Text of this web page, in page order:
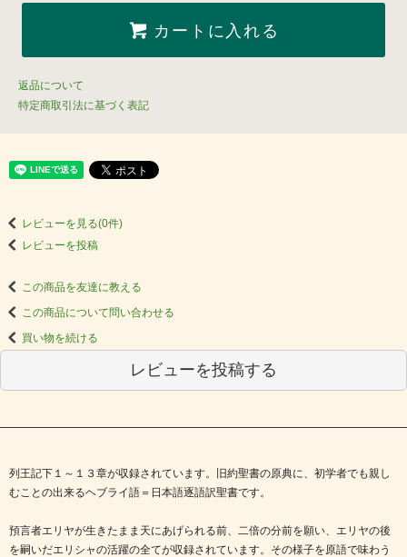
カートに入れる
返品について
特定商取引法に基づく表記
レビューを見る(0件)
レビューを投稿
この商品を友達に教える
この商品について問い合わせる
買い物を続ける
レビューを投稿する
列王記下１～１３章が収録されています。旧約聖書の原典に、初学者でも親し
むことの出来るヘブライ語＝日本語逐語訳聖書です。
預言者エリヤが生きたまま天にあげられる前、二倍の分前を願い、エリヤの後
を嗣いだエリシャの活躍の全てが収録されています。その様子を原語で味わう